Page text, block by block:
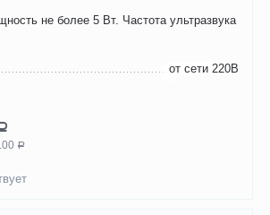
не более 5 Вт. Частота ультразвука
от сети 220В
Р